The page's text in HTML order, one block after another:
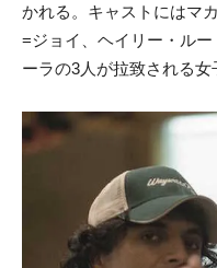
かれる。キャストにはマ
=ジョイ、ヘイリー・ル
ーラの3人が拉致される女